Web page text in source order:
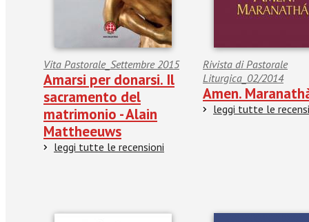
Vita Pastorale_Settembre 2015
Amarsi per donarsi. Il
sacramento del
matrimonio - Alain
Mattheeuws
leggi tutte le recensioni
Rivista di Pastorale
Liturgica_02/2014
Amen.
leggi tutte le